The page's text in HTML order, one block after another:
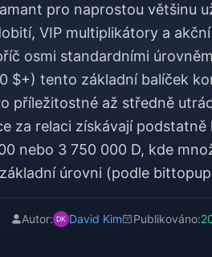
pro naprostou většinu
VIP multiplikátory a
osmi standardními
$+) tento základní balíček
příležitostné až středně
za relaci získávají
nebo 3 750 000 D, kde
základní úrovni (podle
Autor: David Kim Publikováno: